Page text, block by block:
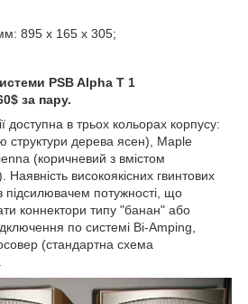
895 х 165 х 305;
PSB Alpha T 1
за пару.
доступна в трьох кольорах корпусу:
структури дерева ясен), Maple
(коричневий з вмістом
Наявність високоякісних гвинтових
підсилювачем потужності, що
коннектори типу "банан" або
по системі Bi-Amping,
(стандартна схема
.